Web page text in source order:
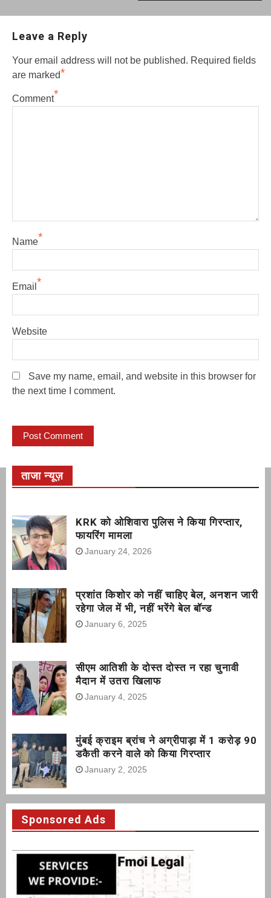
Leave a Reply
Your email address will not be published. Required fields
are marked*
Comment*
Name*
Email *
Website
Save my name, email, and website in this browser for
the next time I comment.
ताजा न्यूज़
KRK को ओशिवारा पुलिस ने किया गिरप्तार,
फायरिंग मामला
January 24, 2026
प्रशांत किशोर को नहीं चाहिए बेल, अनशन जारी
रहेगा जेल में भी, नहीं भरेंगे बेल बॉन्ड
January 6, 2025
सीएम आतिशी के दोस्त दोस्त न रहा चुनावी
मैदान में उतरा खिलाफ
January 4, 2025
मुंबई क्राइम ब्रांच ने अग्रीपाड़ा में 1 करोड़ 90
डकैती करने वाले को किया गिरप्तार
January 2, 2025
Sponsored Ads